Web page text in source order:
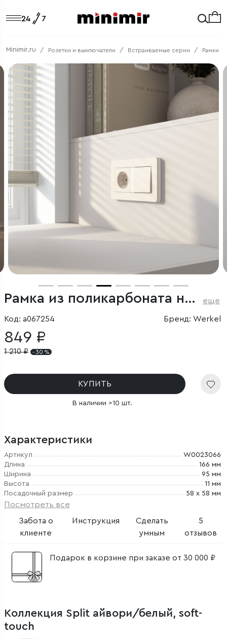
Minimir.ru Розетки и выключатели Встраиваемые серии Рамки
Рамка из поликарбоната на 2 поста Split айвори/белый, soft-touch еще
Код: a067254 Бренд: Werkel
849 ₽
1 210₽ - 30 %
КУПИТЬ
В наличии >10 шт.
Характеристики
Артикул
W0023066
Длина
166 мм
Ширина
95 мм
Высота
11 мм
Посадочный размер
58 х 58 мм
Посмотреть все
Забота о
клиенте
Инструкция
Сделать
умным
5
отзывов
Подарок в корзине при заказе от 30 000 ₽
Коллекция Split айвори/белый, soft-
touch